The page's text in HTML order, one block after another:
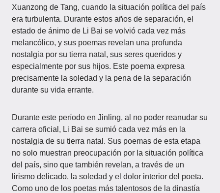
Xuanzong de Tang, cuando la situación política del país
era turbulenta. Durante estos años de separación, el
estado de ánimo de Li Bai se volvió cada vez más
melancólico, y sus poemas revelan una profunda
nostalgia por su tierra natal, sus seres queridos y
especialmente por sus hijos. Este poema expresa
precisamente la soledad y la pena de la separación
durante su vida errante.
Durante este período en Jinling, al no poder reanudar su
carrera oficial, Li Bai se sumió cada vez más en la
nostalgia de su tierra natal. Sus poemas de esta etapa
no solo muestran preocupación por la situación política
del país, sino que también revelan, a través de un
lirismo delicado, la soledad y el dolor interior del poeta.
Como uno de los poetas más talentosos de la dinastía